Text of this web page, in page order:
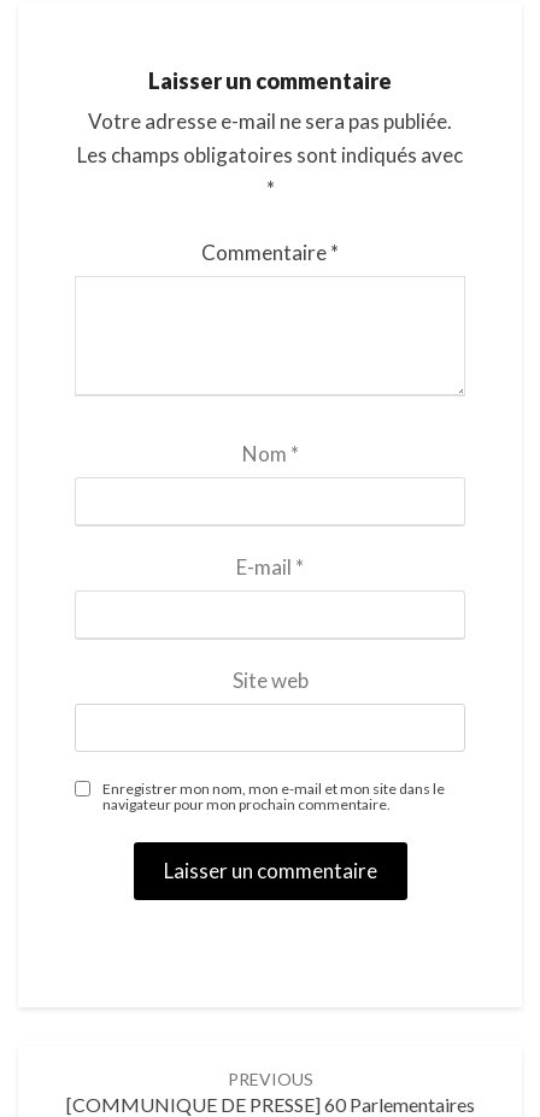
Laisser un commentaire
Votre adresse e-mail ne sera pas publiée.
Les champs obligatoires sont indiqués avec
*
Commentaire*
Nom *
E-mail *
Site web
Enregistrer mon nom, mon e-mail et mon site dans le
navigateur pour mon prochain commentaire.
PREVIOUS
[COMMUNIQUE DE PRESSE] 60 Parlementaires